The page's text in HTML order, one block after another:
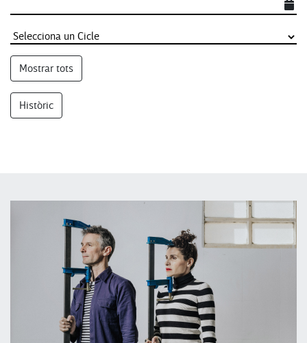
Mostrar tots
Històric